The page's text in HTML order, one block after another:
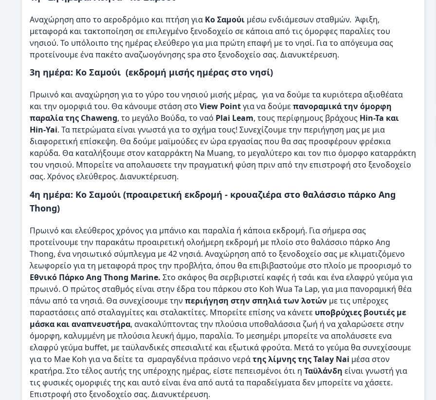
Αναχώρηση απο το αεροδρόμιο και πτήση για Κο Σαμούι μέσω ενδιάμεσων σταθμών. Άφιξη,
μεταφορά και τακτοποίηση σε επιλεγμένο ξενοδοχείο σε κάποια από τις όμορφες παραλίες του
νησιού. Το υπόλοιπο της ημέρας ελεύθερο για μια πρώτη επαφή με το νησί. Για το απόγευμα σας
προτείνουμε ένα πακέτο αναζωογόνησης spa στο ξενοδοχείο σας. Διανυκτέρευση.
3η ημέρα: Κο Σαμούι (εκδρομή μισής ημέρας στο νησί)
Πρωινό και αναχώρηση για το γύρο του νησιού μισής μέρας, για να δούμε τα κυριότερα αξιοθέατα
και την ομορφιά του. Θα κάνουμε στάση στο View Pointγια να δούμεπανοραμικά την όμορφη
παραλία της Chaweng, το μεγάλο Βούδα, το ναό Plai Leam, τους περίφημους βράχους Hin-Ta και
Hin-Yai. Τα πετρώματα είναι γνωστά για το σχήμα τους! Συνεχίζουμε την περιήγηση μας με μια
διαφορετική επίσκεψη. Θα δούμε μαϊμούδες εν ώρα εργασίας που θα σας προσφέρουν φρέσκια
καρύδα. Θα καταλήξουμε στον καταρράκτη Na Muang, το μεγαλύτερο και τον πιο όμορφο καταρράκτη
του νησιού. Μπορείτε να απολαυσετε την πραγματική φύση πριν από την επιστροφή στο ξενοδοχείο
σας. Χρόνος ελεύθερος. Διανυκτέρευση.
4η ημέρα: Κο Σαμούι (προαιρετική εκδρομή - κρουαζιέρα στο θαλάσσιο πάρκο Ang
Thong)
Πρωινό και ελεύθερος χρόνος για μπάνιο και παραλία ή κάποια εκδρομή. Για σήμερα σας
προτείνουμε την παρακάτω προαιρετική ολοήμερη εκδρομή με πλοίο στο θαλάσσιο πάρκο Ang
Thong, ένα νησιωτικό σύμπλεγμα με 42 νησιά. Αναχώρηση από το ξενοδοχείο σας με κλιματιζόμενο
λεωφορείο για τη μεταφορά προς την προβλήτα, όπου θα επιβιβαστούμε στο πλοίο με προορισμό το
Εθνικό Πάρκο Ang Thong Marine. Στο σκάφος θα σερβιριστεί καφές ή τσάι και ένα ελαφρύ γεύμα για
πρωινό. Ο πρώτος σταθμός είναι στην έδρα του πάρκου στο Koh Wua Ta Lap, για μια πανοραμική θέα
πάνω από τα νησιά. Θα συνεχίσουμε την περιήγηση στην σπηλιά των λοτών με τις υπέροχες
παραστάσεις από σταλαγμίτες και σταλακτίτες. Μπορείτε επίσης να κάνετε υποβρύχιες βουτιές με
μάσκα και αναπνευστήρα, ανακαλύπτοντας την πλούσια υποθαλάσσια ζωή ή να χαλαρώσετε στην
όμορφη, καλυμμένη με πλούσια λευκή άμμο, παραλία. Το μεσημέρι μπορείτε να απολάυσετε ενα
ελαφρύ γεύμα buffet, με ταϋλανδικές σπεσιαλιτέ και εξωτικά φρούτα. Μετά το γεύμα θα συνεχίσουμε
για το Mae Koh για να δείτε τα σμαραγδένια πράσινο νεράτης λίμνης της Talay Nai μέσα στον
κρατήρα. Στο τέλος αυτής της υπέροχης ημέρας, είστε πεπεισμένοι ότι η Ταϋλάνδη είναι γνωστή για
τις φυσικές ομορφιές της και αυτό είναι ένα από αυτά τα παραδείγματα δεν μπορείτε να χάσετε.
Επιστροφή στο ξενοδοχείο σας. Διανυκτέρευση.